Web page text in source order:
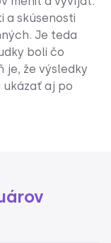
a skúsenosti
Je teda
boli čo
je, že výsledky
ukázať aj po